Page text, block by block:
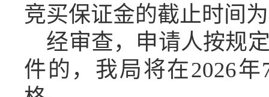
竞买保证金的截止时间为
经审查，申请人按规
件的，我局将在2026年